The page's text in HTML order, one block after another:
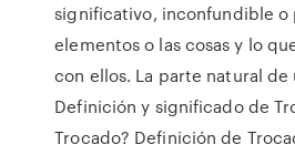
significativo, inconfundible o
elementos o las cosas y lo
con ellos. La parte natural de
Definición y significado de
Trocado? Definición de